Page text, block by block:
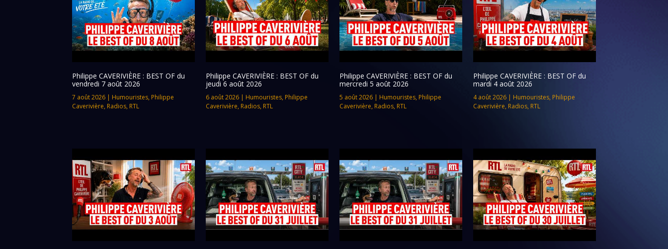
Philippe CAVERIVIÈRE : BEST OF du
vendredi 7 août 2026
7 août 2026 | Humouristes, Philippe
Caverivière, Radios, RTL
Philippe CAVERIVIÈRE : BEST OF du
jeudi 6 août 2026
6 août 2026| Humouristes, Philippe
Caverivière, Radios, RTL
Philippe CAVERIVIÈRE : BEST OF du
mercredi 5 août 2026
5 août 2026| Humouristes, Philippe
Caverivière, Radios, RTL
Philippe CAVERIVIÈRE : BEST OF du
mardi 4 août 2026
4 août 2026| Humouristes, Philippe
Caverivière, Radios, RTL